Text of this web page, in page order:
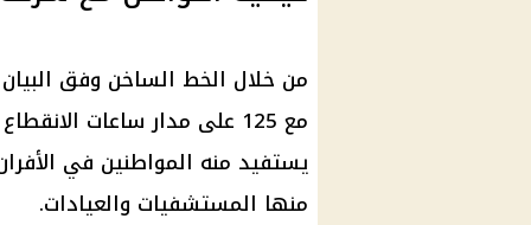
من خلال الخط الساخن وفق
مع 125 على مدار ساعات
يستفيد منه المواطنين في
منها المستشفيات والعيادات.